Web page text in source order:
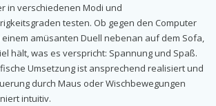
in verschiedenen Modi und
testen. Ob gegen den Computer
einem amüsanten Duell nebenan auf dem Sofa,
hält, was es verspricht: Spannung und Spaß.
Umsetzung ist ansprechend realisiert und
durch Maus oder Wischbewegungen
intuitiv.